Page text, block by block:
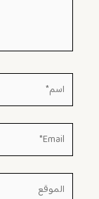
اسم*
Email*
الموقع